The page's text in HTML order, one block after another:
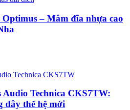
– Mâm đĩa nhựa cao
Audio Technica CKS7TW:
dây thế hệ mới